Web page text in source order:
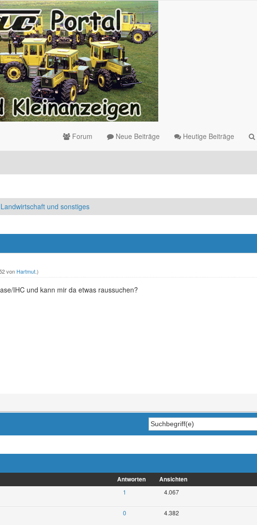
Forum Neue Beiträge Heutige Beiträge
und sonstiges
von Hartmut.)
IHC und kann mir da etwas raussuchen?
Antworten Ansichten
1 4.067
0 4.382